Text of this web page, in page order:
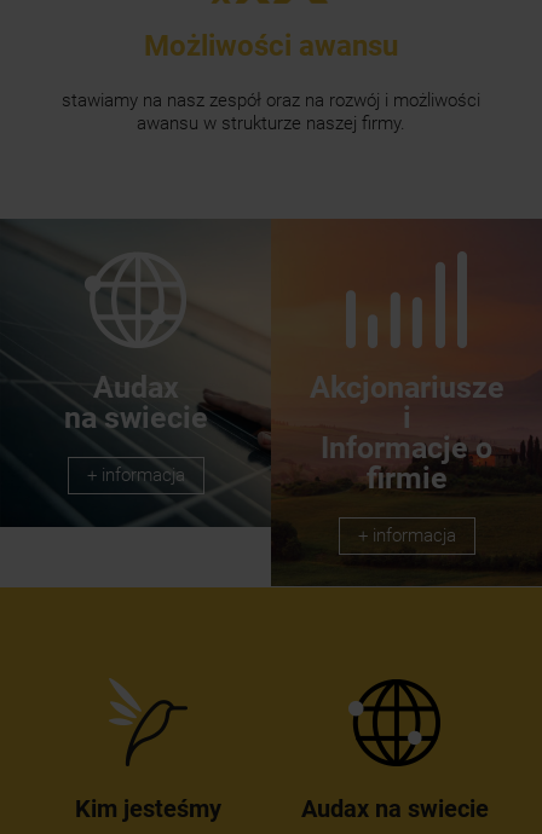
Możliwości awansu
stawiamy na nasz zespół oraz na rozwój i możliwości
awansu w strukturze naszej firmy.
Audax
na swiecie
+ informacja
Akcjonariusze
i
Informacje o
firmie
+ informacja
Kim jesteśmy Audax na swiecie